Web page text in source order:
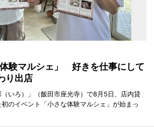
験マルシェ」 好きを仕事にして
り出店
いろ）」（飯田市座光寺）で8月5日、店内貸
のイベント「小さな体験マルシェ」が始まっ